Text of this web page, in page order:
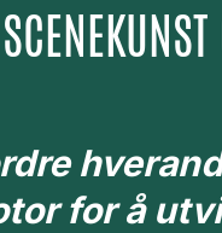
for å